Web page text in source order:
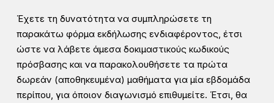
Έχετε τη δυνατότητα να συμπληρώσετε τη
παρακάτω φόρμα εκδήλωσης ενδιαφέροντος, έτσι
ώστε να λάβετε άμεσα δοκιμαστικούς κωδικούς
πρόσβασης και να παρακολουθήσετε τα πρώτα
δωρεάν (αποθηκευμένα) μαθήματα για μία εβδομάδα
περίπου, για όποιον διαγωνισμό επιθυμείτε. Έτσι, θα